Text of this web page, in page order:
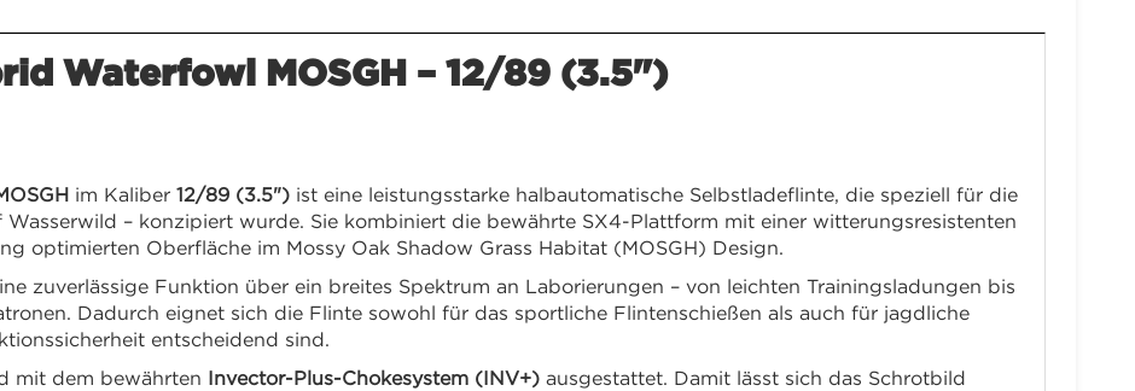
Waterfowl MOSGH – 12/89 (3.5")
im Kaliber 12/89 (3.5")ist eine leistungsstarke halbautomatische Selbstladeflinte, die speziell für die
– konzipiert wurde. Sie kombiniert die bewährte SX4-Plattform mit einer witterungsresistenten
optimierten Oberfläche im Mossy Oak Shadow Grass Habitat (MOSGH) Design.
zuverlässige Funktion über ein breites Spektrum an Laborierungen – von leichten Trainingsladungen bis
Dadurch eignet sich die Flinte sowohl für das sportliche Flintenschießen als auch für jagdliche
entscheidend sind.
mit dem bewährten Invector-Plus-Chokesystem (INV+)ausgestattet. Damit lässt sich das Schrotbild